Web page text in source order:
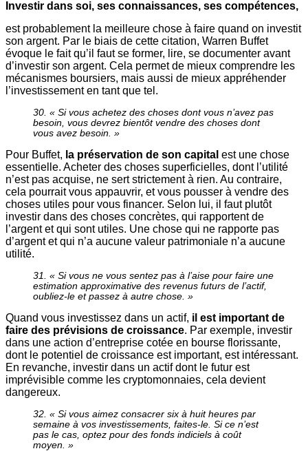
Investir dans soi, ses connaissances, ses compétences,
est probablement la meilleure chose à faire quand on investit
son argent. Par le biais de cette citation, Warren Buffet
évoque le fait qu’il faut se former, lire, se documenter avant
d’investir son argent. Cela permet de mieux comprendre les
mécanismes boursiers, mais aussi de mieux appréhender
l’investissement en tant que tel.
30. « Si vous achetez des choses dont vous n’avez pas
besoin, vous devrez bientôt vendre des choses dont
vous avez besoin. »
Pour Buffet, la préservation de son capital est une chose
essentielle. Acheter des choses superficielles, dont l’utilité
n’est pas acquise, ne sert strictement à rien. Au contraire,
cela pourrait vous appauvrir, et vous pousser à vendre des
choses utiles pour vous financer. Selon lui, il faut plutôt
investir dans des choses concrètes, qui rapportent de
l’argent et qui sont utiles. Une chose qui ne rapporte pas
d’argent et qui n’a aucune valeur patrimoniale n’a aucune
utilité.
31. « Si vous ne vous sentez pas à l’aise pour faire une
estimation approximative des revenus futurs de l’actif,
oubliez-le et passez à autre chose. »
Quand vous investissez dans un actif, il est important de
faire des prévisions de croissance. Par exemple, investir
dans une action d’entreprise cotée en bourse florissante,
dont le potentiel de croissance est important, est intéressant.
En revanche, investir dans un actif dont le futur est
imprévisible comme les cryptomonnaies, cela devient
dangereux.
32. « Si vous aimez consacrer six à huit heures par
semaine à vos investissements, faites-le. Si ce n’est
pas le cas, optez pour des fonds indiciels à coût
moyen. »